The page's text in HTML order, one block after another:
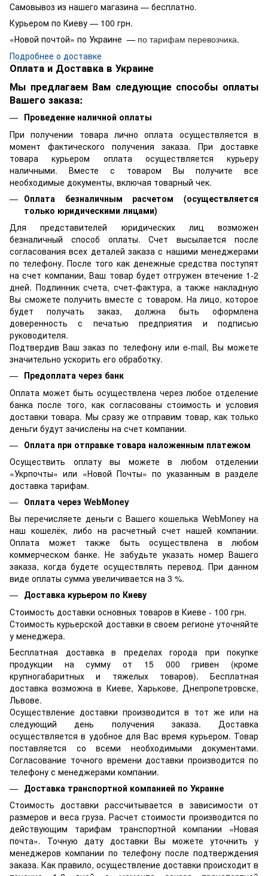
Самовывоз из нашего магазина — бесплатно.
Курьером по Киеву — 100 грн.
«Новой почтой» по Украине — по тарифам перевозчика.
Подробнее о доставке
Оплата и Доставка в Украине
Мы предлагаем Вам следующие способы оплаты
Вашего заказа:
Проведение наличной оплаты
При получении товара лично оплата осуществляется в
момент фактического получения заказа. При доставке
товара курьером оплата осуществляется курьеру
наличными. Вместе с товаром Вы получите все
необходимые документы, включая товарный чек.
Оплата безналичным расчетом (осуществляется
только юридическими лицами)
Для представителей юридических лиц возможен
безналичный способ оплаты. Счет высылается после
согласования всех деталей заказа с нашими менеджерами
по телефону. После того как денежные средства поступят
на счет компании, Ваш товар будет отгружен втечение 1-2
дней. Подлинник счета, счет-фактура, а также накладную
Вы сможете получить вместе с товаром. На лицо, которое
будет получать заказ, должна быть оформлена
доверенность с печатью предприятия и подписью
руководителя.
Подтвердив Ваш заказ по телефону или e-mail, Вы можете
значительно ускорить его обработку.
Предоплата через банк
Оплата может быть осуществлена через любое отделение
банка после того, как согласованы стоимость и условия
доставки товара. Мы сразу же отправим товар, как только
деньги будут зачислены на счет компании.
Оплата при отправке товара наложенным платежом
Осуществить оплату вы можете в любом отделении
«Укрпочты» или «Новой Почты» по указанным в разделе
доставка тарифам.
Оплата через WebMoney
Вы перечисляете деньги с Вашего кошелька WebMoney на
наш кошелёк, либо на расчетный счет нашей компании.
Оплата может также быть осуществлена в любом
коммерческом банке. Не забудьте указать номер Вашего
заказа, когда будете осуществлять перевод. При данном
виде оплаты сумма увеличивается на 3 %.
Доставка курьером по Киеву
Стоимость доставки основных товаров в Киеве - 100 грн.
Стоимость курьерской доставки в своем регионе уточняйте
у менеджера.
Бесплатная доставка в пределах города при покупке
продукции на сумму от 15 000 гривен (кроме
крупногабаритных и тяжелых товаров). Бесплатная
доставка возможна в Киеве, Харькове, Днепропетровске,
Львове.
Осуществление доставки производится в тот же или на
следующий день получения заказа. Доставка
осуществляется в удобное для Вас время курьером. Товар
поставляется со всеми необходимыми документами.
Согласование точного времени доставки производится по
телефону с менеджерами компании.
Доставка транспортной компанией по Украине
Стоимость доставки рассчитывается в зависимости от
размеров и веса груза. Расчет стоимости производится по
действующим тарифам транспортной компании «Новая
почта». Точную дату доставки Вы можете уточнить у
менеджеров компании по телефону после подтверждения
заказа. Как правило, осуществление доставки происходит в